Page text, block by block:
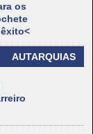
os
êxito<
AUTARQUIAS